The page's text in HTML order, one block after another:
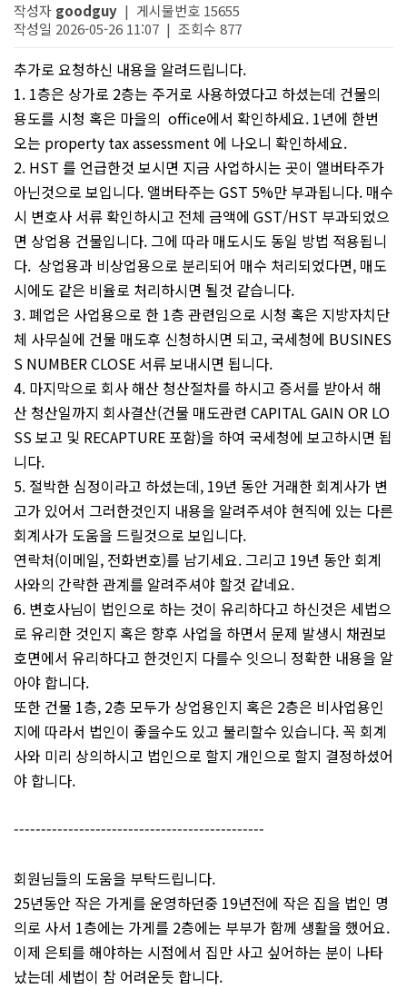
작성자 goodguy | 게시물번호 15655
작성일 2026-05-26 11:07 | 조회수 877
추가로 요청하신 내용을 알려드립니다.
1. 1층은 상가로 2층는 주거로 사용하였다고 하셨는데 건물의
용도를 시청 혹은 마을의 office에서 확인하세요. 1년에 한번
오는 property tax assessment 에 나오니 확인하세요.
2. HST 를 언급한것 보시면 지금 사업하시는 곳이 앨버타주가
아닌것으로 보입니다. 앨버타주는 GST 5%만 부과됩니다. 매수
시 변호사 서류 확인하시고 전체 금액에 GST/HST 부과되었으
면 상업용 건물입니다. 그에 따라 매도시도 동일 방법 적용됩니
다. 상업용과 비상업용으로 분리되어 매수 처리되었다면, 매도
시에도 같은 비율로 처리하시면 될것 같습니다.
3. 폐업은 사업용으로 한 1층 관련임으로 시청 혹은 지방자치단
체 사무실에 건물 매도후 신청하시면 되고, 국세청에 BUSINES
S NUMBER CLOSE 서류 보내시면 됩니다.
4. 마지막으로 회사 해산 청산절차를 하시고 증서를 받아서 해
산 청산일까지 회사결산(건물 매도관련 CAPITAL GAIN OR LO
SS 보고 및 RECAPTURE 포함)을 하여 국세청에 보고하시면 됩
니다.
5. 절박한 심정이라고 하셨는데, 19년 동안 거래한 회계사가 변
고가 있어서 그러한것인지 내용을 알려주셔야 현직에 있는 다른
회계사가 도움을 드릴것으로 보입니다.
연락처(이메일, 전화번호)를 남기세요. 그리고 19년 동안 회계
사와의 간략한 관계를 알려주셔야 할것 같네요.
6. 변호사님이 법인으로 하는 것이 유리하다고 하신것은 세법으
로 유리한 것인지 혹은 향후 사업을 하면서 문제 발생시 채권보
호면에서 유리하다고 한것인지 다를수 잇으니 정확한 내용을 알
아야 합니다.
또한 건물 1층, 2층 모두가 상업용인지 혹은 2층은 비사업용인
지에 따라서 법인이 좋을수도 있고 불리할수 있습니다. 꼭 회계
사와 미리 상의하시고 법인으로 할지 개인으로 할지 결정하셨어
야 합니다.
----------------------------------------------
회원님들의 도움을 부탁드립니다.
25년동안 작은 가게를 운영하던중 19년전에 작은 집을 법인 명
의로 사서 1층에는 가게를 2층에는 부부가 함께 생활을 했어요.
이제 은퇴를 해야하는 시점에서 집만 사고 싶어하는 분이 나타
났는데 세법이 참 어려운듯 합니다.